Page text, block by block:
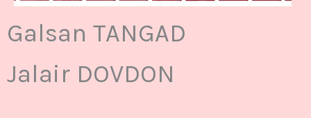
Galsan TANGAD
Jalair DOVDON